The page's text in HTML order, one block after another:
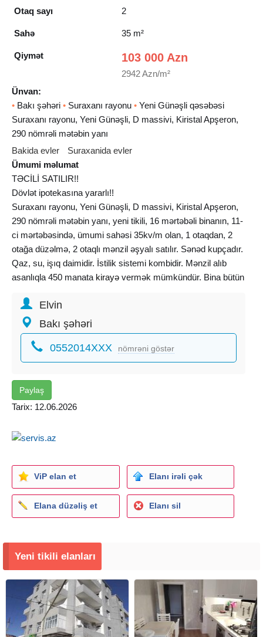
Otaq sayı 2
Sahə 35 m²
Qiymət 103 000 Azn
2942 Azn/m²
Ünvan:
• Bakı şəhəri • Suraxanı rayonu • Yeni Günəşli qəsəbəsi
Suraxanı rayonu, Yeni Günəşli, D massivi, Kiristal Apşeron,
290 nömrəli mətəbin yanı
Bakida evler
Suraxanida evler
Ümumi məlumat
TƏCİLİ SATILIR!!
Dövlət ipotekasına yararlı!!
Suraxanı rayonu, Yeni Günəşli, D massivi, Kiristal Apşeron,
290 nömrəli mətəbin yanı, yeni tikili, 16 mərtəbəli binanın, 11-
ci mərtəbəsində, ümumi sahəsi 35kv/m olan, 1 otaqdan, 2
otağa düzəlmə, 2 otaqlı mənzil əşyalı satılır. Sənəd kupçadır.
Qaz, su, işıq daimidir. İstilik sistemi kombidir. Mənzil alıb
asanlıqla 450 manata kirayə vermək mümkündür. Bina bütün
Qiymət:103000 Azn
Elvin
Bakı şəhəri
0552014XXX nömrəni göstər
Paylaş
Tarix: 12.06.2026
ViP elan et Elanı irəli çək
Elana düzəliş et Elanı sil
Yeni tikili elanları